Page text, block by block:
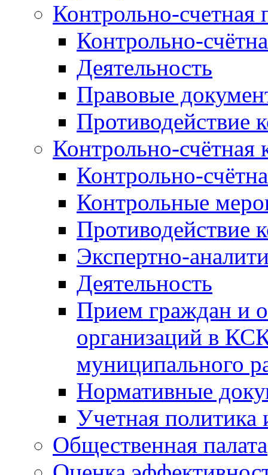
Контрольно-счетная
Контрольно-
Деятельность
Правовые
Противодействие
Контрольно-счётная
Контрольно-
Контрольные
Противодействие
Экспертно-
Деятельность
Прием граждан и
организаций в
муниципального
Нормативные
Учетная политика
Общественная палата